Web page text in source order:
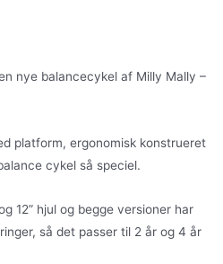
nye balancecykel af Milly Mally –
platform, ergonomisk konstrueret
cykel så speciel.
12” hjul og begge versioner har
så det passer til 2 år og 4 år